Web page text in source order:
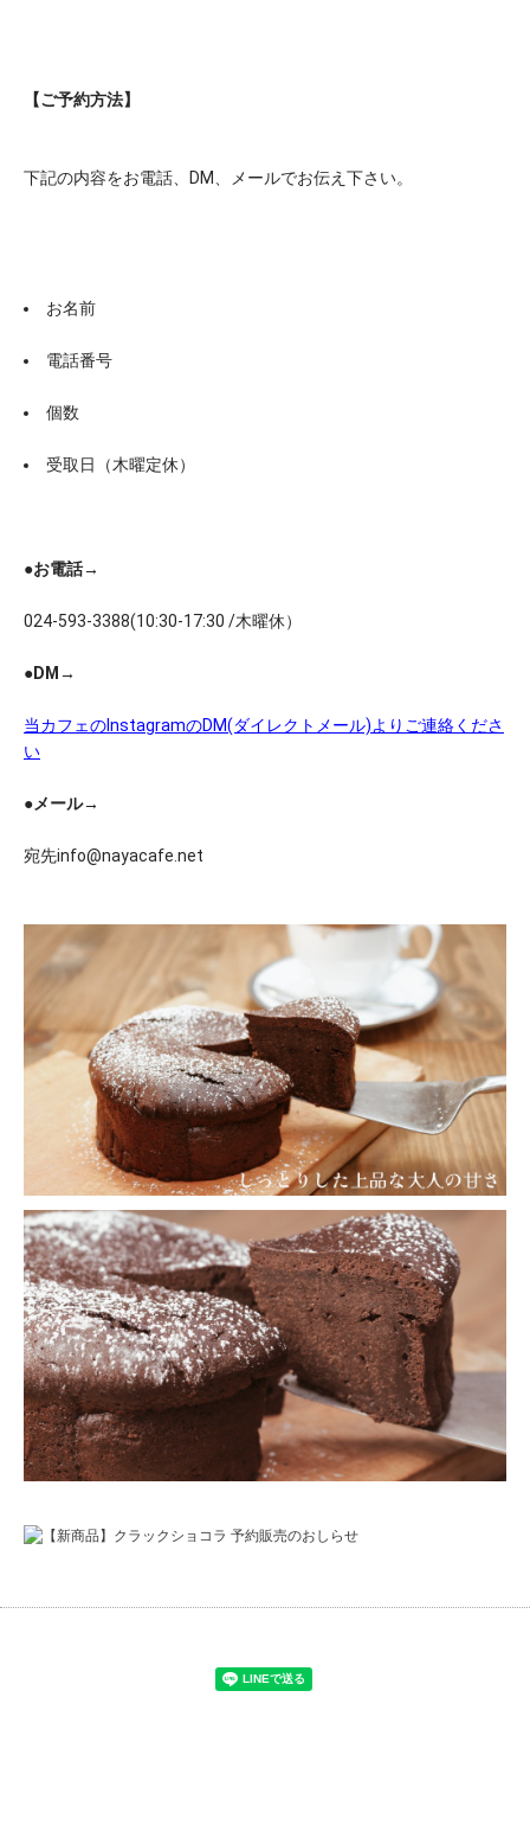
【ご予約方法】
下記の内容をお電話、DM、メールでお伝え下さい。
お名前
電話番号
個数
受取日（木曜定休）
●お電話→
024-593-3388(10:30-17:30 /木曜休）
●DM→
当カフェのInstagramのDM(ダイレクトメール)よりご連絡くださ
い
●メール→
宛先info@nayacafe.net